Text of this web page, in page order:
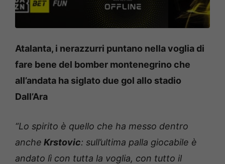
Atalanta, i nerazzurri puntano nella voglia di
fare bene del bomber montenegrino che
all’andata ha siglato due gol allo stadio
Dall’Ara
“Lo spirito è quello che ha messo dentro
anche Krstovic: sull’ultima palla giocabile è
andato lì con tutta la voglia, con tutto il